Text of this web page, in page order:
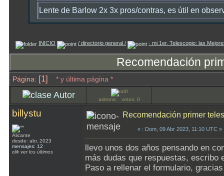
Lente de Barlow 2x 3x pros/contras, es útil en
INICIO / directorio general / · mi 1er. Telescopio: las
Recomendación
Página: [1] * y última página *
Autor astrons: votos: 0
billystu
Alicante
desde: abr, 2023
mensajes: 12
clik ver los últimos
Recomendación primer
« : Dom, 09 Abr 2023, 11:10 UTC »
llevo unos dos años pensando en
más dudas que respuestas, escribo
Paso a rellenar el formulario,